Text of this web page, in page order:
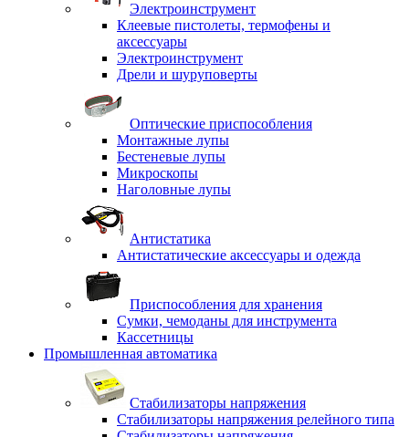
Электроинструмент
Клеевые пистолеты, термофены и
аксессуары
Электроинструмент
Дрели и шуруповерты
Оптические приспособления
Монтажные лупы
Бестеневые лупы
Микроскопы
Наголовные лупы
Антистатика
Антистатические аксессуары и одежда
Приспособления для хранения
Сумки, чемоданы для инструмента
Кассетницы
Промышленная автоматика
Стабилизаторы напряжения
Стабилизаторы напряжения релейного типа